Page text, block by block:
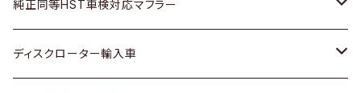
スバル
三菱
スバル
ダイハツ
マツダ
ダイハツ
マツダ
いすゞ
ダイハツ
スズキ
日産
ホンダ
スズキ
ホンダ
スズキ
純正同等HST車検対応マフラー
トヨタ
ディスクローター輸入車